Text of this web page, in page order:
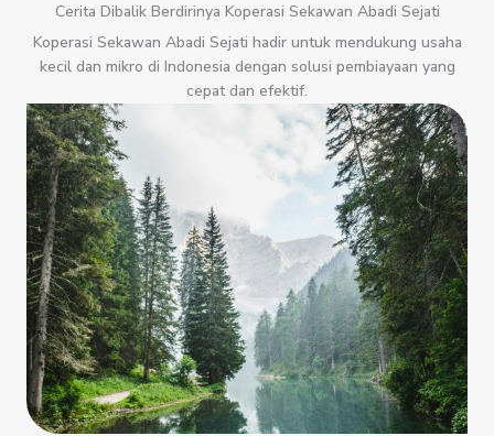
Cerita Dibalik Berdirinya Koperasi Sekawan Abadi Sejati
Koperasi Sekawan Abadi Sejati hadir untuk mendukung usaha
kecil dan mikro di Indonesia dengan solusi pembiayaan yang
cepat dan efektif.